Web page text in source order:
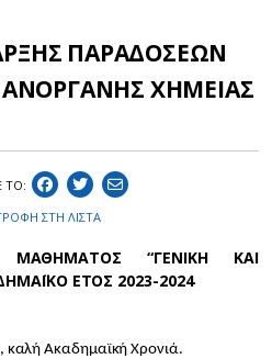
ΠΑΡΑΔΟΣΕΩΝ
ΑΝΟΡΓΑΝΗΣ ΧΗΜΕΙΑΣ
ΤΟ:
ΣΤΗ ΛΙΣΤΑ
“ΓΕΝΙΚΗ ΚΑΙ
ΕΤΟΣ 2023-2024
καλή Ακαδημαϊκή Χρονιά.